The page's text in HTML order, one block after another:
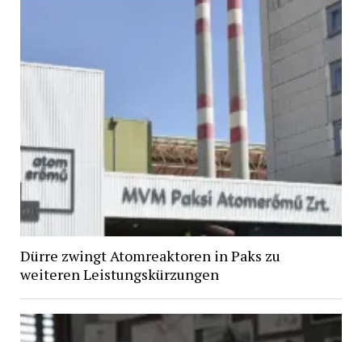
Dürre zwingt Atomreaktoren in Paks zu
weiteren Leistungskürzungen